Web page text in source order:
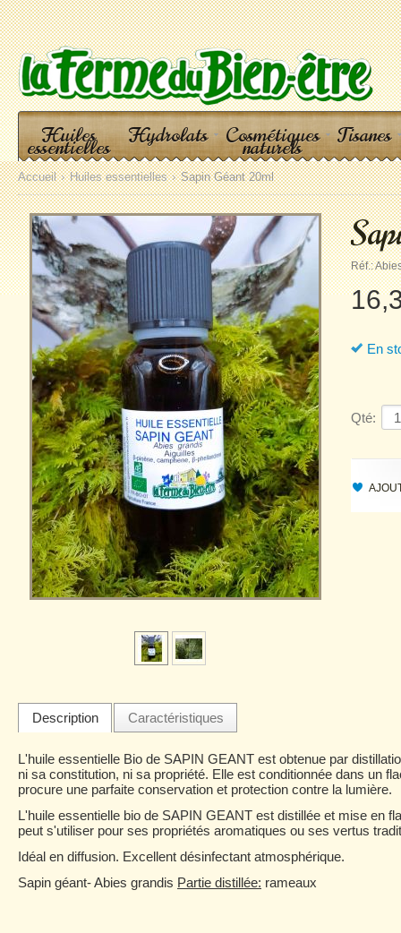
Huiles
essentielles Hydrolats Cosmétiques
naturels Tisanes
Accueil Huiles essentielles Sapin Géant 20ml
Réf.:
En
Qté:
Description Caractéristiques
L'huile essentielle Bio de SAPIN GEANT est obtenue par
ni sa constitution, ni sa propriété. Elle est conditionnée dans un
procure une parfaite conservation et protection contre la lumière.
L'huile essentielle bio de SAPIN GEANT est distillée et mise en
peut s'utiliser pour ses propriétés aromatiques ou ses vertus
Idéal en diffusion. Excellent désinfectant atmosphérique.
Sapin géant- Abies grandis Partie distillée: rameaux